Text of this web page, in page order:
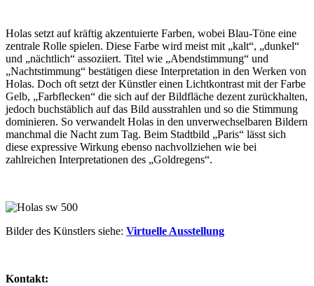
Holas setzt auf kräftig akzentuierte Farben, wobei Blau-Töne eine
zentrale Rolle spielen. Diese Farbe wird meist mit „kalt“, „dunkel“
und „nächtlich“ assoziiert. Titel wie „Abendstimmung“ und
„Nachtstimmung“ bestätigen diese Interpretation in den Werken von
Holas. Doch oft setzt der Künstler einen Lichtkontrast mit der Farbe
Gelb, „Farbflecken“ die sich auf der Bildfläche dezent zurückhalten,
jedoch buchstäblich auf das Bild ausstrahlen und so die Stimmung
dominieren. So verwandelt Holas in den unverwechselbaren Bildern
manchmal die Nacht zum Tag. Beim Stadtbild „Paris“ lässt sich
diese expressive Wirkung ebenso nachvollziehen wie bei
zahlreichen Interpretationen des „Goldregens“.
Bilder des Künstlers siehe: Virtuelle Ausstellung
Kontakt: